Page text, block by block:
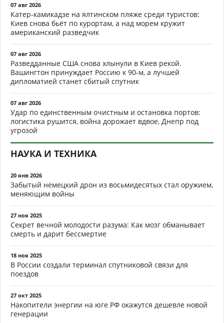
07 авг 2026
Катер-камикадзе на ялтинском пляже среди туристов:
Киев снова бьёт по курортам, а над морем кружит
американский разведчик
07 авг 2026
Разведданные США снова хлынули в Киев рекой.
Вашингтон принуждает Россию к 90-м, а лучшей
дипломатией станет сбитый спутник
07 авг 2026
Удар по единственным очистным и остановка портов:
логистика рушится, война дорожает вдвое, Днепр под
угрозой
НАУКА И ТЕХНИКА
20 янв 2026
Забытый немецкий дрон из восьмидесятых стал оружием,
меняющим войны
27 ноя 2025
Секрет вечной молодости разума: Как мозг обманывает
смерть и дарит бессмертие
18 ноя 2025
В России создали терминал спутниковой связи для
поездов
27 окт 2025
Накопители энергии на юге РФ окажутся дешевле новой
генерации